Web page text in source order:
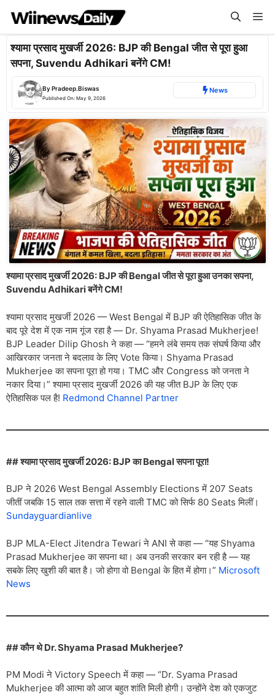
content
श्यामा प्रसाद मुखर्जी 2026: BJP की Bengal जीत से पूरा हुआ
सपना, Suvendu Adhikari बनेंगे CM!
ByPradeep.Biswas
Published On: May 9, 2026
News
श्यामा प्रसाद मुखर्जी 2026: BJP की Bengal जीत से पूरा हुआ उनका सपना,
Suvendu Adhikari बनेंगे CM!
श्यामा प्रसाद मुखर्जी 2026 — West Bengal में BJP की ऐतिहासिक जीत के
बाद पूरे देश में एक नाम गूंज रहा है — Dr. Shyama Prasad Mukherjee!
BJP Leader Dilip Ghosh ने कहा — “हमने लंबे समय तक संघर्ष किया और
आखिरकार जनता ने बदलाव के लिए Vote किया। Shyama Prasad
Mukherjee का सपना पूरा हो गया। TMC और Congress को जनता ने
नकार दिया।” श्यामा प्रसाद मुखर्जी 2026 की यह जीत BJP के लिए एक
ऐतिहासिक पल है! Redmond Channel Partner
## श्यामा प्रसाद मुखर्जी 2026: BJP का Bengal सपना पूरा!
BJP ने 2026 West Bengal Assembly Elections में 207 Seats
जीतीं जबकि 15 साल तक सत्ता में रहने वाली TMC को सिर्फ 80 Seats मिलीं।
Sundayguardianlive
BJP MLA-Elect Jitendra Tewari ने ANI से कहा — “यह Shyama
Prasad Mukherjee का सपना था। अब उनकी सरकार बन रही है — यह
सबके लिए खुशी की बात है। जो होगा वो Bengal के हित में होगा।” Microsoft
News
## कौन थे Dr. Shyama Prasad Mukherjee?
PM Modi ने Victory Speech में कहा — “Dr. Syama Prasad
Mukherjee की आत्मा को आज बहुत शांति मिली होगी। उन्होंने देश को एकजुट